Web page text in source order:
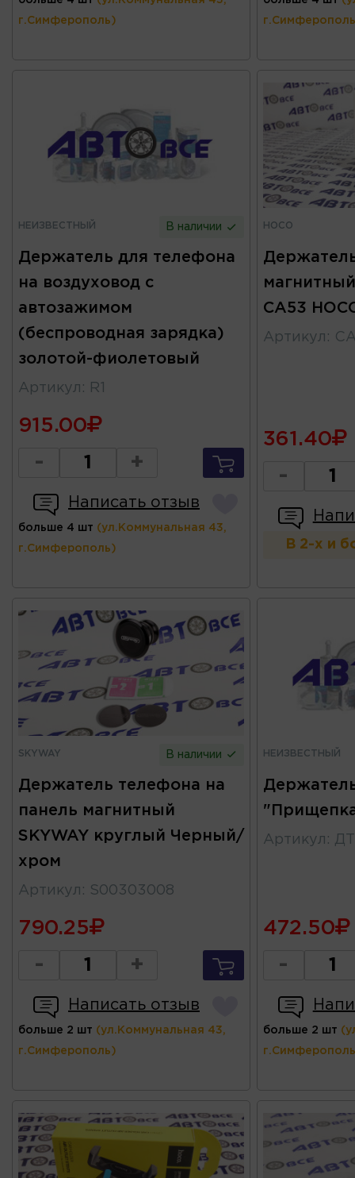
г.Симферополь)
НЕИЗВЕСТНЫЙ В наличии
Держатель для телефона
на воздуховод с
автозажимом
(беспроводная зарядка)
золотой-фиолетовый
Артикул : R1
915.00
- +
Написать отзыв
больше 4 шт (ул.Коммунальная 43,
г.Симферополь)
HOCO
CA53
Артикул :
361.40
-
В 2-х и
SKYWAY В наличии
Держатель телефона на
панель магнитный
SKYWAY круглый Черный/
хром
Артикул : S00303008
790.25
- +
Написать отзыв
больше 2 шт (ул.Коммунальная 43,
г.Симферополь)
НЕИЗВЕСТНЫЙ
Артикул :
472.50
-
больше 2 шт